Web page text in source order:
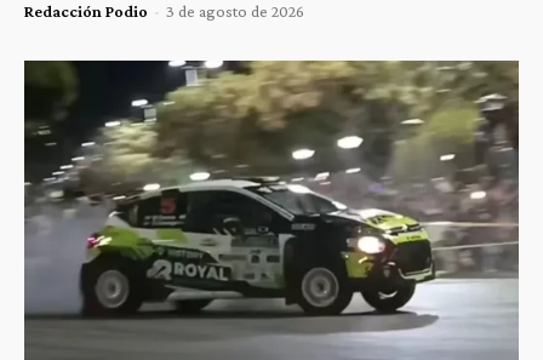
Redacción Podio - 3 de agosto de 2026